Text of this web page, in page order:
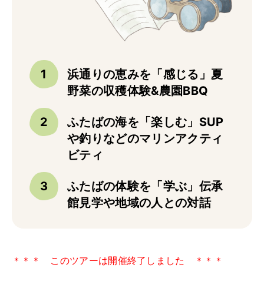
お問合せ
法人・自治体様向け
トップ
浜通りの恵みを「感じる」夏
野菜の収穫体験&農園BBQ
ふたばの海を「楽しむ」SUP
や釣りなどのマリンアクティ
ビティ
ふたばの体験を「学ぶ」伝承
館見学や地域の人との対話
＊＊＊ このツアーは開催終了しました ＊＊＊